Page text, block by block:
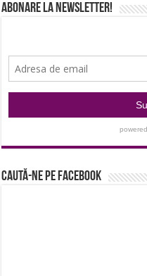
Abonare la newsletter!
Caută-ne pe Facebook